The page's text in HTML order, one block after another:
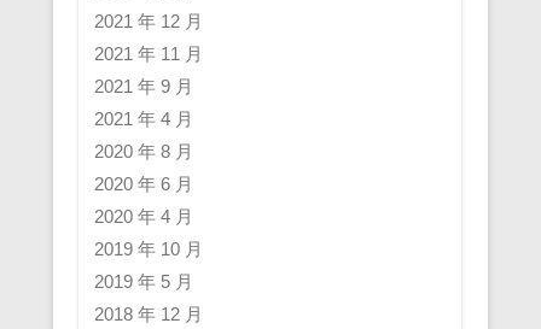
2021 年 12 月
2021 年 11 月
2021 年 9 月
2021 年 4 月
2020 年 8 月
2020 年 6 月
2020 年 4 月
2019 年 10 月
2019 年 5 月
2018 年 12 月